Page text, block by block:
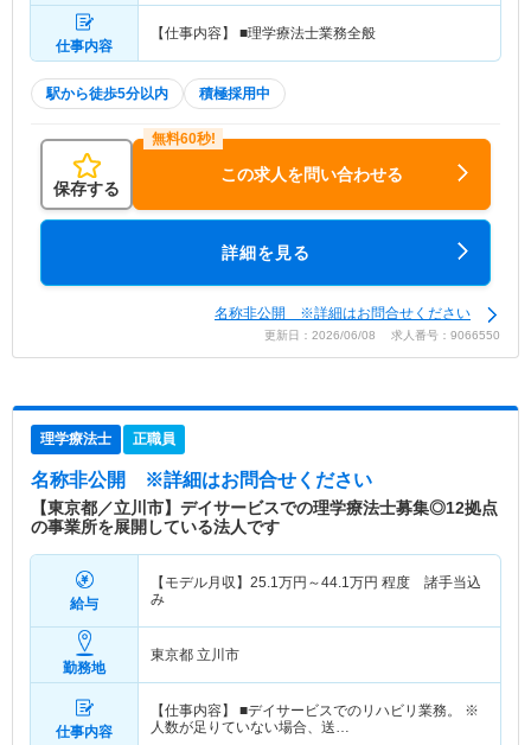
仕事内容
【仕事内容】 ■理学療法士業務全般
駅から徒歩5分以内 積極採用中
保存する
この求人を問い合わせる
詳細を見る
名称非公開 ※詳細はお問合せください
更新日：2026/06/08 求人番号：9066550
理学療法士 正職員
名称非公開 ※詳細はお問合せください
【東京都／立川市】デイサービスでの理学療法士募集◎12拠点
の事業所を展開している法人です
給与
【モデル月収】 25.1万円～44.1万円 程度 諸手当込
み
勤務地
東京都 立川市
仕事内容
【仕事内容】 ■デイサービスでのリハビリ業務。 ※
人数が足りていない場合、送…